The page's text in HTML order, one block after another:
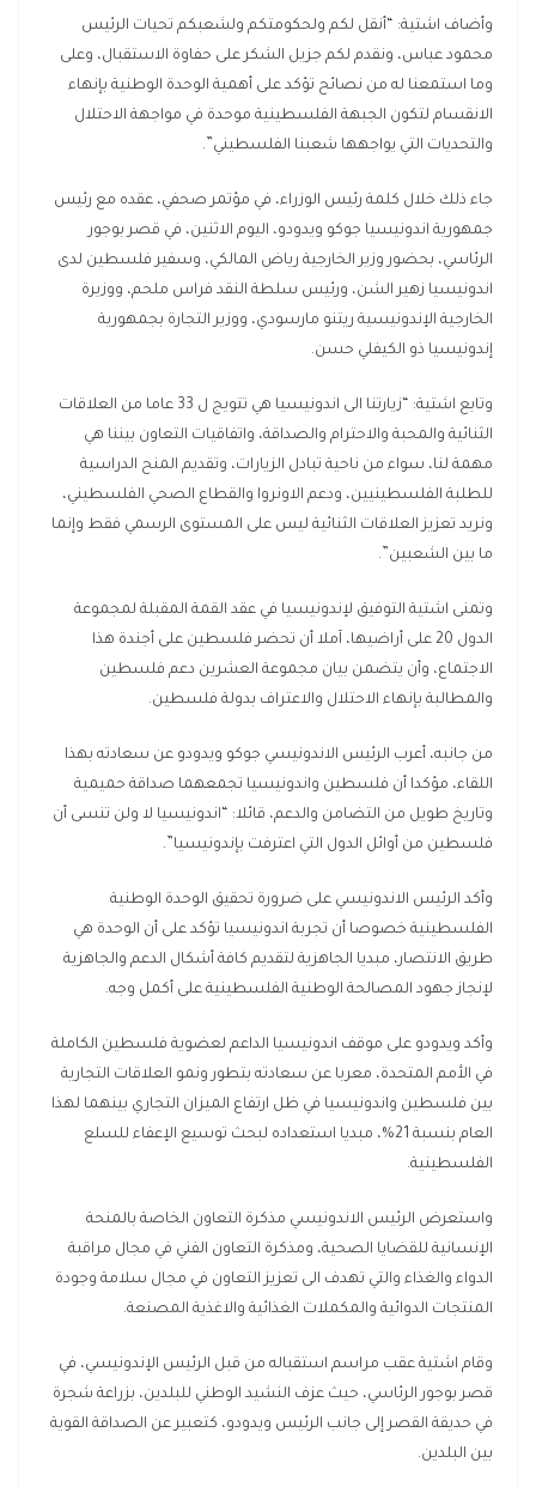
وأضاف اشتية: “أنقل لكم ولحكومتكم ولشعبكم تحيات الرئيس
محمود عباس، ونقدم لكم جزيل الشكر على حفاوة الاستقبال، وعلى
وما استمعنا له من نصائح تؤكد على أهمية الوحدة الوطنية بإنهاء
الانقسام لتكون الجبهة الفلسطينية موحدة في مواجهة الاحتلال
والتحديات التي يواجهها شعبنا الفلسطيني”.
جاء ذلك خلال كلمة رئيس الوزراء، في مؤتمر صحفي، عقده مع رئيس
جمهورية اندونيسيا جوكو ويدودو، اليوم الاثنين، في قصر بوجور
الرئاسي، بحضور وزير الخارجية رياض المالكي، وسفير فلسطين لدى
اندونيسيا زهير الشن، ورئيس سلطة النقد فراس ملحم، ووزيرة
الخارجية الإندونيسية ريتنو مارسودي، ووزير التجارة بجمهورية
إندونيسيا ذو الكيفلي حسن.
وتابع اشتية: “زيارتنا الى اندونيسيا هي تتويج ل 33 عاما من العلاقات
الثنائية والمحبة والاحترام والصداقة، واتفاقيات التعاون بيننا هي
مهمة لنا، سواء من ناحية تبادل الزيارات، وتقديم المنح الدراسية
للطلبة الفلسطينيين، ودعم الاونروا والقطاع الصحي الفلسطيني،
ونريد تعزيز العلاقات الثنائية ليس على المستوى الرسمي فقط وإنما
ما بين الشعبين”.
وتمنى اشتية التوفيق لإندونيسيا في عقد القمة المقبلة لمجموعة
الدول 20 على أراضيها، آملا أن تحضر فلسطين على أجندة هذا
الاجتماع، وأن يتضمن بيان مجموعة العشرين دعم فلسطين
والمطالبة بإنهاء الاحتلال والاعتراف بدولة فلسطين.
من جانبه، أعرب الرئيس الاندونيسي جوكو ويدودو عن سعادته بهذا
اللقاء، مؤكدا أن فلسطين واندونيسيا تجمعهما صداقة حميمية
وتاريخ طويل من التضامن والدعم، قائلا: “اندونيسيا لا ولن تنسى أن
فلسطين من أوائل الدول التي اعترفت بإندونيسيا”.
وأكد الرئيس الاندونيسي على ضرورة تحقيق الوحدة الوطنية
الفلسطينية خصوصا أن تجربة اندونيسيا تؤكد على أن الوحدة هي
طريق الانتصار، مبديا الجاهزية لتقديم كافة أشكال الدعم والجاهزية
لإنجاز جهود المصالحة الوطنية الفلسطينية على أكمل وجه.
وأكد ويدودو على موقف اندونيسيا الداعم لعضوية فلسطين الكاملة
في الأمم المتحدة، معربا عن سعادته بتطور ونمو العلاقات التجارية
بين فلسطين واندونيسيا في ظل ارتفاع الميزان التجاري بينهما لهذا
العام بنسبة 21%، مبديا استعداده لبحث توسيع الإعفاء للسلع
الفلسطينية.
واستعرض الرئيس الاندونيسي مذكرة التعاون الخاصة بالمنحة
الإنسانية للقضايا الصحية، ومذكرة التعاون الفني في مجال مراقبة
الدواء والغذاء والتي تهدف الى تعزيز التعاون في مجال سلامة وجودة
المنتجات الدوائية والمكملات الغذائية والاغذية المصنعة.
وقام اشتية عقب مراسم استقباله من قبل الرئيس الإندونيسي، في
قصر بوجور الرئاسي، حيث عزف النشيد الوطني للبلدين، بزراعة شجرة
في حديقة القصر إلى جانب الرئيس ويدودو، كتعبير عن الصداقة القوية
بين البلدين.